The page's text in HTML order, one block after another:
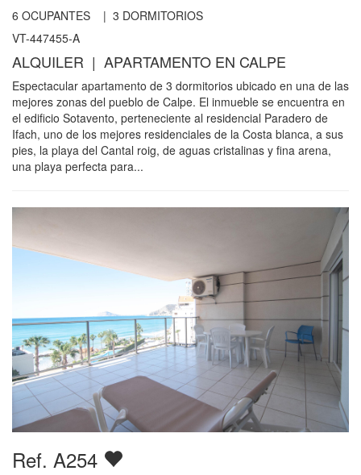
6 OCUPANTES | 3 DORMITORIOS
VT-447455-A
ALQUILER | APARTAMENTO EN CALPE
Espectacular apartamento de 3 dormitorios ubicado en una de las
mejores zonas del pueblo de Calpe. El inmueble se encuentra en
el edificio Sotavento, perteneciente al residencial Paradero de
Ifach, uno de los mejores residenciales de la Costa blanca, a sus
pies, la playa del Cantal roig, de aguas cristalinas y fina arena,
una playa perfecta para...
Ref. A254